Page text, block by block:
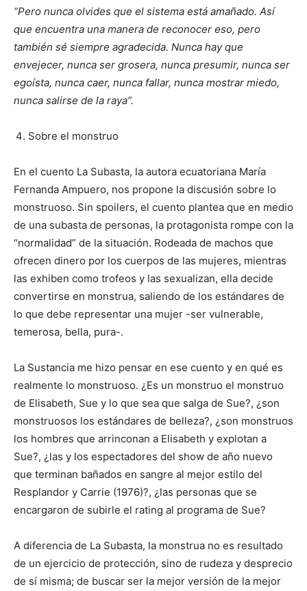
“Pero nunca olvides que el sistema está amañado. Así
que encuentra una manera de reconocer eso, pero
también sé siempre agradecida. Nunca hay que
envejecer, nunca ser grosera, nunca presumir, nunca ser
egoísta, nunca caer, nunca fallar, nunca mostrar miedo,
nunca salirse de la raya”.
Sobre el monstruo
En el cuento La Subasta, la autora ecuatoriana María
Fernanda Ampuero, nos propone la discusión sobre lo
monstruoso. Sin spoilers, el cuento plantea que en medio
de una subasta de personas, la protagonista rompe con la
“normalidad” de la situación. Rodeada de machos que
ofrecen dinero por los cuerpos de las mujeres, mientras
las exhiben como trofeos y las sexualizan, ella decide
convertirse en monstrua, saliendo de los estándares de
lo que debe representar una mujer -ser vulnerable,
temerosa, bella, pura-.
La Sustancia me hizo pensar en ese cuento y en qué es
realmente lo monstruoso. ¿Es un monstruo el monstruo
de Elisabeth, Sue y lo que sea que salga de Sue?, ¿son
monstruosos los estándares de belleza?, ¿son monstruos
los hombres que arrinconan a Elisabeth y explotan a
Sue?, ¿las y los espectadores del show de año nuevo
que terminan bañados en sangre al mejor estilo del
Resplandor y Carrie (1976)?, ¿las personas que se
encargaron de subirle el rating al programa de Sue?
A diferencia de La Subasta, la monstrua no es resultado
de un ejercicio de protección, sino de rudeza y desprecio
de sí misma; de buscar ser la mejor versión de la mejor